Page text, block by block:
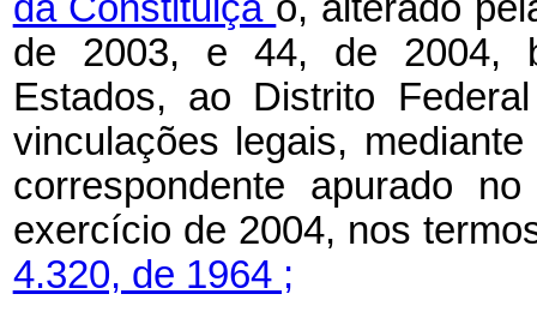
da Constituiçã o, alterado
de 2003, e 44, de 2004,
Estados, ao Distrito
vinculações legais,
correspondente apurado
exercício de 2004, nos
4.320, de 1964 ;